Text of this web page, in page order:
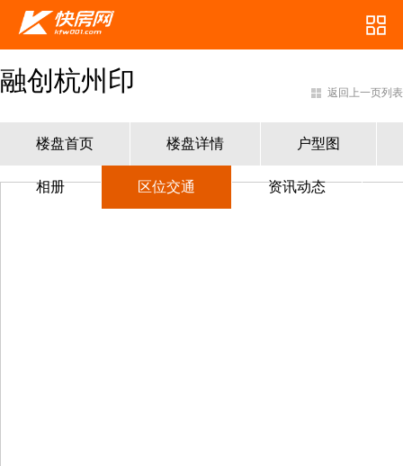
融创杭州印 返回上一页列表
楼盘首页 楼盘详情 户型图
相册 区位交通 资讯动态